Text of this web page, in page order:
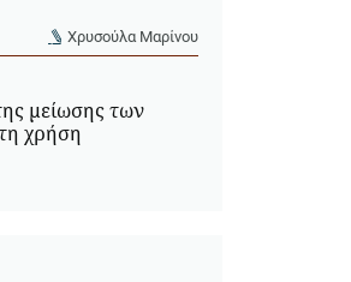
Χρυσούλα Μαρίνου
μείωσης των
χρήση